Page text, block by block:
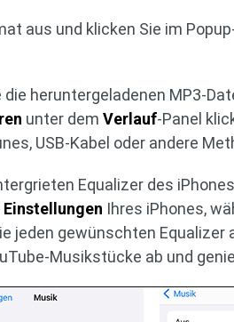
aus und klicken Sie im
heruntergeladenen MP3-
unter demVerlauf-Panel
USB-Kabel oder andere
Equalizer des
Einstellungen Ihres iPhones,
jeden gewünschten Equalizer
Musikstücke ab und